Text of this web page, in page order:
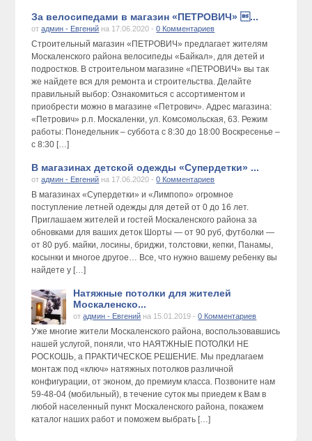
За велосипедами в магазин «ПЕТРОВИЧ» ...
отадмин - Евгений на 17.06.2020 -0 Комментариев
Строительный магазин «ПЕТРОВИЧ» предлагает жителям
Москаленского района велосипеды «Байкал», для детей и
подростков. В строительном магазине «ПЕТРОВИЧ» вы так
же найдете вся для ремонта и строительства. Делайте
правильный выбор: Ознакомиться с ассортиментом и
приобрести можно в магазине «Петрович». Адрес магазина:
«Петрович» р.п. Москаленки, ул. Комсомольская, 63. Режим
работы: Понедельник – суббота с 8:30 до 18:00 Воскресенье –
с 8:30 […]
В магазинах детской одежды «Супердетки» ...
отадмин - Евгений на 17.06.2020 -0 Комментариев
В магазинах «Супердетки» и «Лимпопо» огромное
поступление летней одежды для детей от 0 до 16 лет.
Приглашаем жителей и гостей Москаленского района за
обновками для ваших деток Шорты — от 90 руб, футболки —
от 80 руб. майки, лосины, бриджи, толстовки, кепки, Панамы,
косынки и многое другое… Все, что нужно вашему ребенку вы
найдете у […]
Натяжные потолки для жителей
Москаленско...
отадмин - Евгений на 15.01.2019 -0 Комментариев
Уже многие жители Москаленского района, воспользовавшись
нашей услугой, поняли, что НАЯТЖНЫЕ ПОТОЛКИ НЕ
РОСКОШЬ, а ПРАКТИЧЕСКОЕ РЕШЕНИЕ. Мы предлагаем
монтаж под «ключ» натяжных потолков различной
конфигурации, от эконом, до премиум класса. Позвоните нам
59-48-04 (мобильный), в течение суток мы приедем к Вам в
любой населенный пункт Москаленского района, покажем
каталог наших работ и поможем выбрать […]